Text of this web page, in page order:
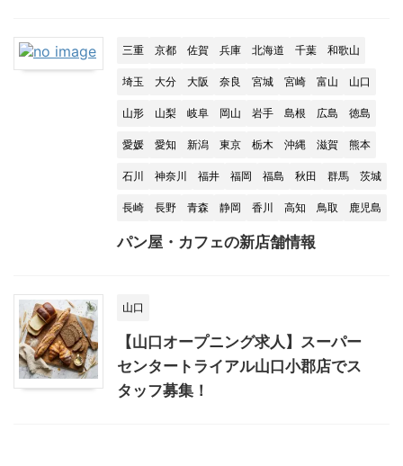
三重 京都 佐賀 兵庫 北海道 千葉 和歌山
埼玉 大分 大阪 奈良 宮城 宮崎 富山 山口
山形 山梨 岐阜 岡山 岩手 島根 広島 徳島
愛媛 愛知 新潟 東京 栃木 沖縄 滋賀 熊本
石川 神奈川 福井 福岡 福島 秋田 群馬 茨城
長崎 長野 青森 静岡 香川 高知 鳥取 鹿児島
パン屋・カフェの新店舗情報
山口
【山口オープニング求人】スーパー
センタートライアル山口小郡店でス
タッフ募集！